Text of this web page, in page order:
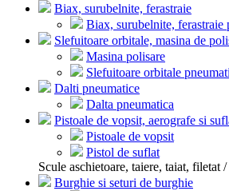
Biax, surubelnite, ferastraie
Biax, surubelnite, ferastraie
Slefuitoare orbitale, masina de
Masina polisare
Slefuitoare orbitale
Dalti pneumatice
Dalta pneumatica
Pistoale de vopsit, aerografe si
Pistoale de vopsit
Pistol de suflat
Scule aschietoare, taiere, taiat,
Burghie si seturi de burghie